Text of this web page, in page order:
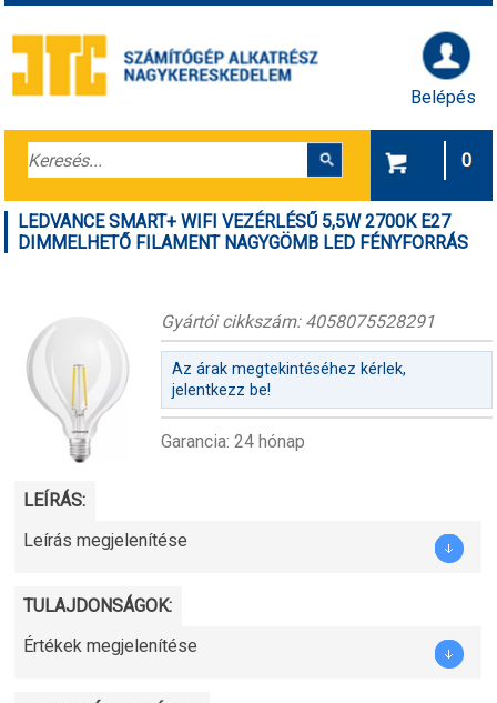
Belépés
0
LEDVANCE SMART+ WIFI VEZÉRLÉSŰ 5,5W 2700K E27
DIMMELHETŐ FILAMENT NAGYGÖMB LED FÉNYFORRÁS
Gyártói cikkszám: 4058075528291
Az árak megtekintéséhez kérlek,
jelentkezz be!
Garancia: 24 hónap
LEÍRÁS:
Leírás megjelenítése
TULAJDONSÁGOK:
Értékek megjelenítése